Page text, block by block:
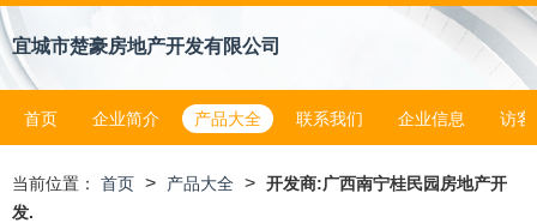
宜城市楚豪房地产开发有限公司
首页 企业简介 产品大全 联系我们 企业信息 访客
当前位置： 首页 > 产品大全 > 开发商:广西南宁桂民园房地产开
发.